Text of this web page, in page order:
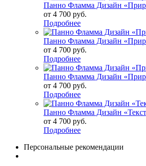
Панно Фламма Дизайн
от 4 700 руб.
Подробнее
Панно Фламма Дизайн
от 4 700 руб.
Подробнее
Панно Фламма Дизайн
от 4 700 руб.
Подробнее
Панно Фламма Дизайн
от 4 700 руб.
Подробнее
Персональные рекомендации